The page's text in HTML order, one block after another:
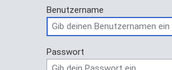
Benutzername
Passwort